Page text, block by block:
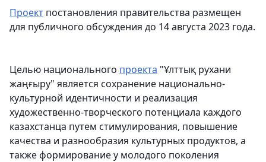
Проект постановления правительства размещен
для публичного обсуждения до 14 августа 2023 года.
Целью национального проекта "Ұлттық рухани
жаңғыру" является сохранение национально-
культурной идентичности и реализация
художественно-творческого потенциала каждого
казахстанца путем стимулирования, повышение
качества и разнообразия культурных продуктов, а
также формирование у молодого поколения